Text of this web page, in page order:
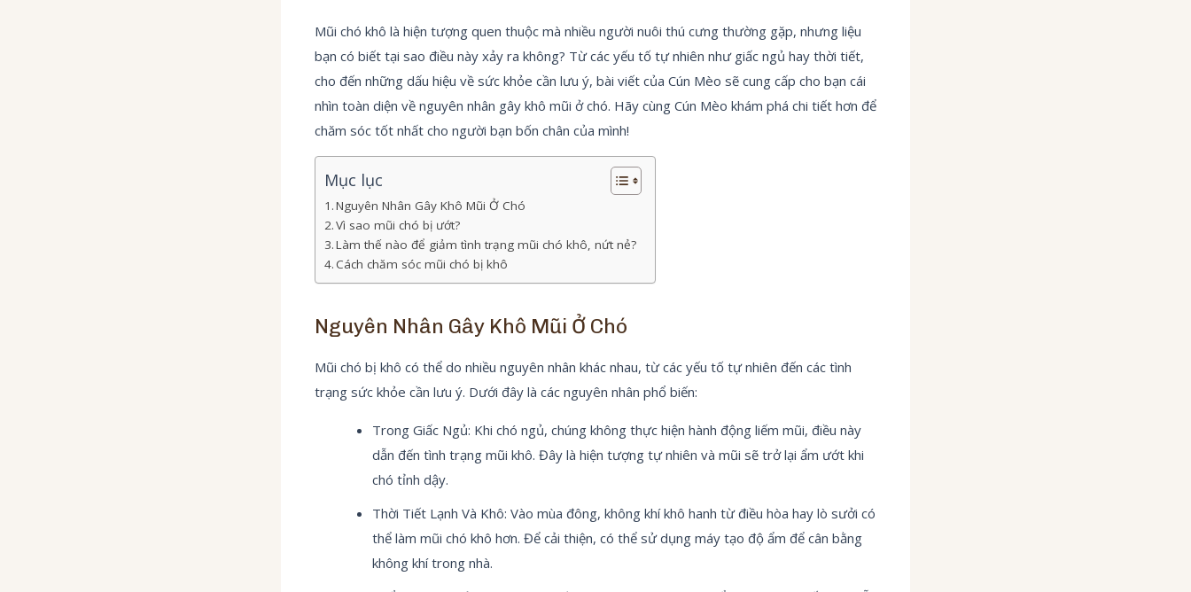
Mũi chó khô là hiện tượng quen thuộc mà nhiều người nuôi thú cưng thường gặp, nhưng liệu
bạn có biết tại sao điều này xảy ra không? Từ các yếu tố tự nhiên như giấc ngủ hay thời tiết,
cho đến những dấu hiệu về sức khỏe cần lưu ý, bài viết của Cún Mèo sẽ cung cấp cho bạn cái
nhìn toàn diện về nguyên nhân gây khô mũi ở chó. Hãy cùng Cún Mèo khám phá chi tiết hơn để
chăm sóc tốt nhất cho người bạn bốn chân của mình!
Mục lục
Nguyên Nhân Gây Khô Mũi Ở Chó
Vì sao mũi chó bị ướt?
Làm thế nào để giảm tình trạng mũi chó khô, nứt nẻ?
Cách chăm sóc mũi chó bị khô
Nguyên Nhân Gây Khô Mũi Ở Chó
Mũi chó bị khô có thể do nhiều nguyên nhân khác nhau, từ các yếu tố tự nhiên đến các tình
trạng sức khỏe cần lưu ý. Dưới đây là các nguyên nhân phổ biến:
Trong Giấc Ngủ: Khi chó ngủ, chúng không thực hiện hành động liếm mũi, điều này
dẫn đến tình trạng mũi khô. Đây là hiện tượng tự nhiên và mũi sẽ trở lại ẩm ướt khi
chó tỉnh dậy.
Thời Tiết Lạnh Và Khô: Vào mùa đông, không khí khô hanh từ điều hòa hay lò sưởi có
thể làm mũi chó khô hơn. Để cải thiện, có thể sử dụng máy tạo độ ẩm để cân bằng
không khí trong nhà.